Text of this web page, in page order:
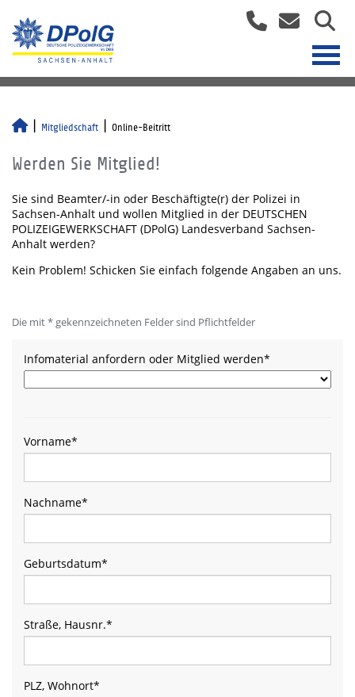
Mitgliedschaft Online-Beitritt
Werden Sie Mitglied!
Sie sind Beamter/-in oder Beschäftigte(r) der Polizei in
Sachsen-Anhalt und wollen Mitglied in der DEUTSCHEN
POLIZEIGEWERKSCHAFT (DPolG) Landesverband Sachsen-
Anhalt werden?
Kein Problem! Schicken Sie einfach folgende Angaben an uns.
Die mit * gekennzeichneten Felder sind Pflichtfelder
Infomaterial anfordern oder Mitglied werden*
Vorname*
Nachname*
Geburtsdatum*
Straße, Hausnr.*
PLZ, Wohnort*